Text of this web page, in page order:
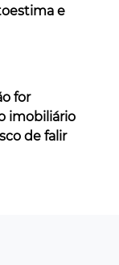
e
for
imobiliário
de falir